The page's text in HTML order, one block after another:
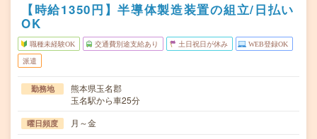
【時給1350円】半導体製造装置の組立/日払い
OK
職種未経験OK 交通費別途支給あり 土日祝日が休み WEB登録OK
派遣
勤務地
熊本県玉名郡
玉名駅から車25分
曜日頻度 月～金